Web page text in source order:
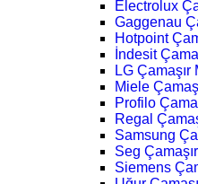
Electrolux
Gaggenau
Hotpoint
İndesit
LG
Miele
Profilo
Regal
Samsung
Seg
Siemens